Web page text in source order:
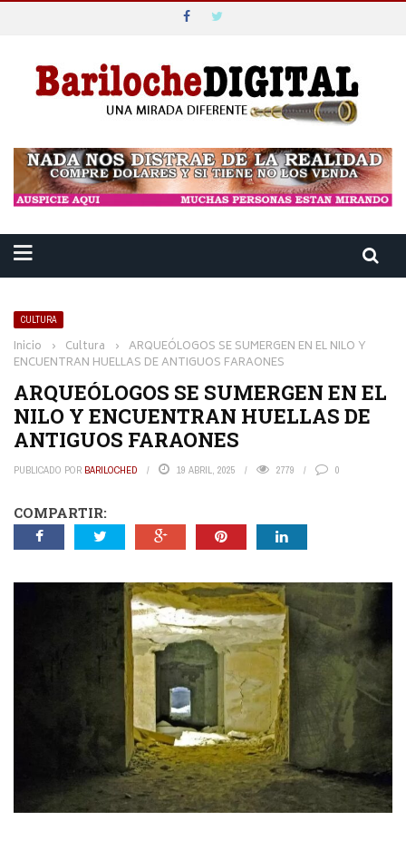
CULTURA
Inicio › Cultura › ARQUEÓLOGOS SE SUMERGEN EN EL NILO Y
ENCUENTRAN HUELLAS DE ANTIGUOS FARAONES
ARQUEÓLOGOS SE SUMERGEN EN EL
NILO Y ENCUENTRAN HUELLAS DE
ANTIGUOS FARAONES
PUBLICADO POR BARILOCHED 19 ABRIL, 2025 2779 0
COMPARTIR: